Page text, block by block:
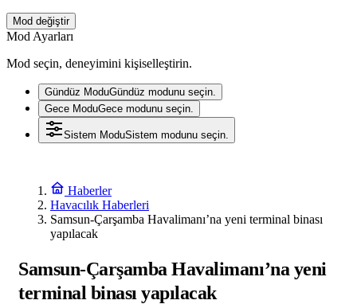
Mod değiştir
Mod Ayarları
Mod seçin, deneyimini kişiselleştirin.
Gündüz ModuGündüz modunu seçin.
Gece ModuGece modunu seçin.
Sistem ModuSistem modunu seçin.
Haberler
Havacılık Haberleri
Samsun-Çarşamba Havalimanı’na yeni terminal binası
yapılacak
Samsun-Çarşamba Havalimanı’na yeni
terminal binası yapılacak